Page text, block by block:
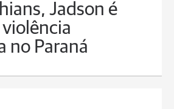
Jadson é
no Paraná